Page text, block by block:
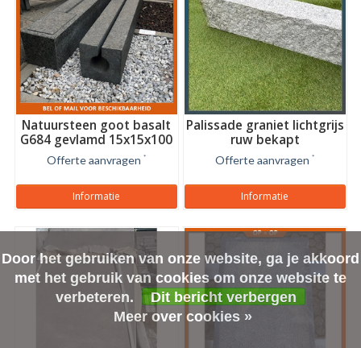
Natuursteen goot basalt
G684 gevlamd 15x15x100
Offerte aanvragen *
Informatie
Palissade graniet lichtgrijs
ruw bekapt
Offerte aanvragen *
Informatie
Door het gebruiken van onze website, ga je akkoord
met het gebruik van cookies om onze website te
verbeteren.
Dit bericht verbergen
Meer over cookies »